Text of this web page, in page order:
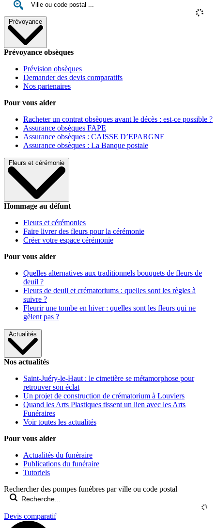
Prévoyance
Prévoyance obsèques
Prévision obsèques
Demander des devis comparatifs
Nos partenaires
Pour vous aider
Racheter un contrat obsèques avant le décès : est-ce possible ?
Assurance obsèques FAPE
Assurance obsèques : CAISSE D’EPARGNE
Assurance obsèques : La Banque postale
Fleurs et cérémonie
Hommage au défunt
Fleurs et cérémonies
Faire livrer des fleurs pour la cérémonie
Créer votre espace cérémonie
Pour vous aider
Quelles alternatives aux traditionnels bouquets de fleurs de
deuil ?
Fleurs de deuil et crématoriums : quelles sont les règles à
suivre ?
Fleurir une tombe en hiver : quelles sont les fleurs qui ne
gèlent pas ?
Actualités
Nos actualités
Saint-Juéry-le-Haut : le cimetière se métamorphose pour
retrouver son éclat
Un projet de construction de crématorium à Louviers
Quand les Arts Plastiques tissent un lien avec les Arts
Funéraires
Voir toutes les actualités
Pour vous aider
Actualités du funéraire
Publications du funéraire
Tutoriels
Rechercher des pompes funèbres par ville ou code postal
Devis comparatif